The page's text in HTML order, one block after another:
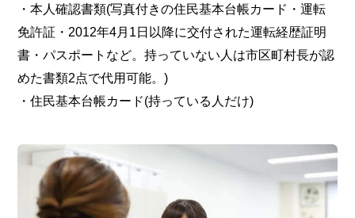
・本人確認書類(写真付きの住民基本台帳カード・運転
免許証・2012年4月1日以降に交付された運転経歴証明
書・パスポートなど。持っていない人は市区町村長が認
めた書類2点で代用可能。)
・住民基本台帳カード(持っている人だけ)